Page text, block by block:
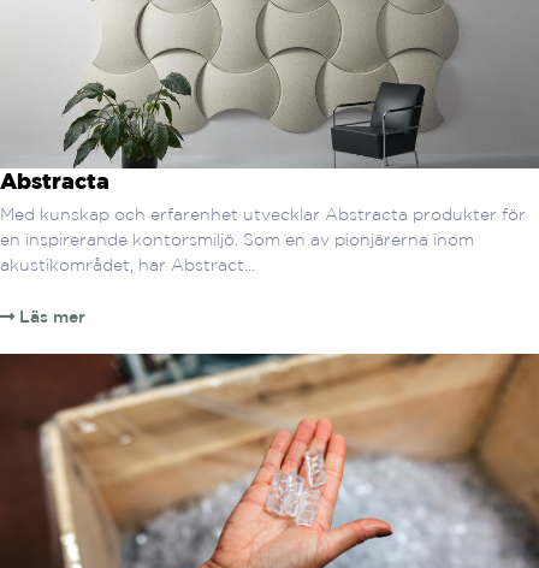
Abstracta
Med kunskap och erfarenhet utvecklar Abstracta produkter för
en inspirerande kontorsmiljö. Som en av pionjärerna inom
akustikområdet, har Abstract...
Läs mer